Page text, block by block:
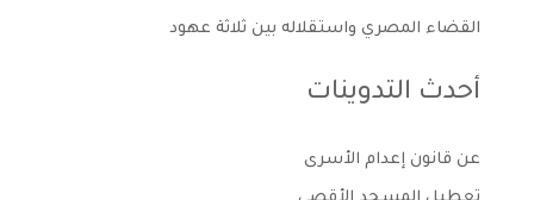
القضاء المصري واستقلاله بين ثلاثة عهود
أحدث التدوينات
عن قانون إعدام الأسرى